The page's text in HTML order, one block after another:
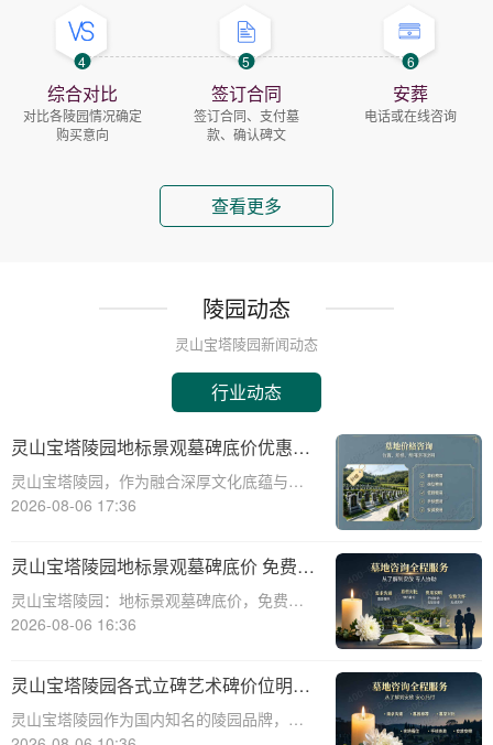
4
综合对比
对比各陵园情况确定
购买意向
5
签订合同
签订合同、支付墓
款、确认碑文
6
安葬
电话或在线咨询
查看更多
陵园动态
灵山宝塔陵园新闻动态
行业动态
灵山宝塔陵园地标景观墓碑底价优惠，
免费班车接送，购墓即享
灵山宝塔陵园，作为融合深厚文化底蕴与宗
教意蕴的现代化陵园，其标志性景观墓碑不
神慰藉的庄严象征。本文将深入剖析灵山宝
塔陵园标志性景观墓碑的基准定价策略，并
详细介绍免
2026-08-06 17:36
灵山宝塔陵园地标景观墓碑底价 免费班
车配套购墓即享
灵山宝塔陵园：地标景观墓碑底价，免费班
车配套购墓即享☎ 灵山宝塔陵园电话:400-
的规划越来越重视。选择一个合适的墓地，
不仅是对逝者的尊重，也是对生者的
2026-08-06 16:36
灵山宝塔陵园各式立碑艺术碑价位明细
组团选购享折上折
灵山宝塔陵园作为国内知名的陵园品牌，提